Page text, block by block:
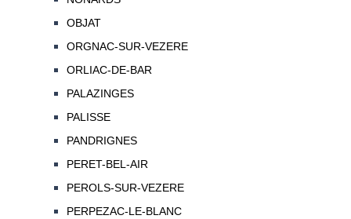
OBJAT
ORGNAC-SUR-VEZERE
ORLIAC-DE-BAR
PALAZINGES
PALISSE
PANDRIGNES
PERET-BEL-AIR
PEROLS-SUR-VEZERE
PERPEZAC-LE-BLANC